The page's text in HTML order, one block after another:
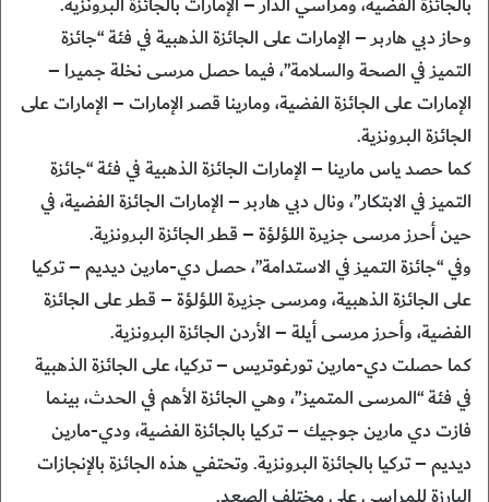
وحاز دبي هاربر – الإمارات على الجائزة الذهبية في فئة “جائزة
التميز في الصحة والسلامة”، فيما حصل مرسى نخلة جميرا –
الإمارات على الجائزة الفضية، ومارينا قصر الإمارات – الإمارات على
الجائزة البرونزية.
كما حصد ياس مارينا – الإمارات الجائزة الذهبية في فئة “جائزة
التميز في الابتكار”، ونال دبي هاربر – الإمارات الجائزة الفضية، في
حين أحرز مرسى جزيرة اللؤلؤة – قطر الجائزة البرونزية.
وفي “جائزة التميز في الاستدامة”، حصل دي-مارين ديديم – تركيا
على الجائزة الذهبية، ومرسى جزيرة اللؤلؤة – قطر على الجائزة
الفضية، وأحرز مرسى أيلة – الأردن الجائزة البرونزية.
كما حصلت دي-مارين تورغوتريس – تركيا، على الجائزة الذهبية
في فئة “المرسى المتميز”، وهي الجائزة الأهم في الحدث، بينما
فازت دي مارين جوجيك – تركيا بالجائزة الفضية، ودي-مارين
ديديم – تركيا بالجائزة البرونزية. وتحتفي هذه الجائزة بالإنجازات